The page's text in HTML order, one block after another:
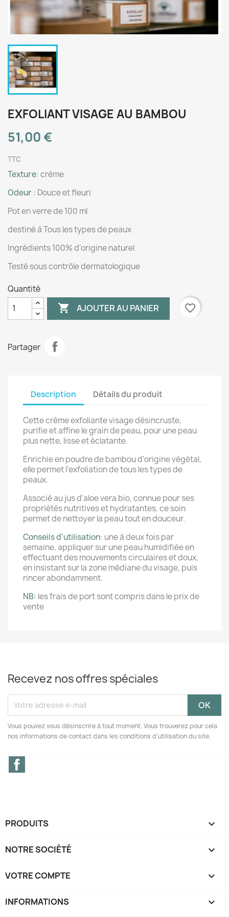
EXFOLIANT VISAGE AU BAMBOU
51,00 €
TTC
Texture: crème
Odeur: Douce et fleuri
Pot en verre de 100 ml
destiné à Tous les types de peaux
Ingrédients 100% d'origine naturel
Testé sous contrôle dermatologique
Quantité
 AJOUTER AU PANIER favorite_border
Partager
Description Détails du produit
Cette crème exfoliante visage désincruste,
purifie et affine le grain de peau, pour une peau
plus nette, lisse et éclatante.
Enrichie en poudre de bambou d'origine végétal,
elle permet l'exfoliation de tous les types de
peaux.
Associé au jus d'aloe vera bio, connue pour ses
propriétés nutritives et hydratantes, ce soin
permet de nettoyer la peau tout en douceur.
Conseils d'utilisation: une à deux fois par
semaine, appliquer sur une peau humidifiée en
effectuant des mouvements circulaires et doux,
en insistant sur la zone médiane du visage, puis
rincer abondamment.
NB: les frais de port sont compris dans le prix de
vente
Recevez nos offres spéciales
Vous pouvez vous désinscrire à tout moment. Vous trouverez pour cela
nos informations de contact dans les conditions d'utilisation du site.
PRODUITS 
NOTRE SOCIÉTÉ 
VOTRE COMPTE 
INFORMATIONS keyboard_arrow_down